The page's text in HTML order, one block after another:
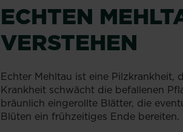
ECHTEN
VERSTEHEN
Echter Mehltau ist eine
Krankheit schwächt die befallenen
bräunlich eingerollte Blätter, die
Blüten ein frühzeitiges Ende bereiten.